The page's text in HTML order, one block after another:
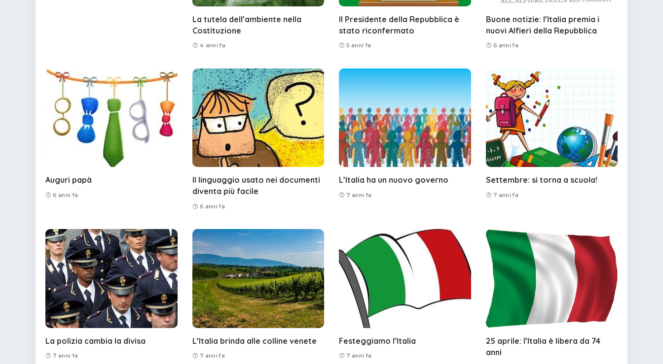
La tutela dell’ambiente nella
Costituzione
4 anni fa
Il Presidente della Repubblica è
stato riconfermato
5 anni fa
Buone notizie: l’Italia premia i
nuovi Alfieri della Repubblica
6 anni fa
Auguri papà
6 anni fa
Il linguaggio usato nei documenti
diventa più facile
6 anni fa
L’Italia ha un nuovo governo
7 anni fa
Settembre: si torna a scuola!
7 anni fa
La polizia cambia la divisa
7 anni fa
L’Italia brinda alle colline venete
7 anni fa
Festeggiamo l’Italia
7 anni fa
25 aprile: l’Italia è libera da 74
anni